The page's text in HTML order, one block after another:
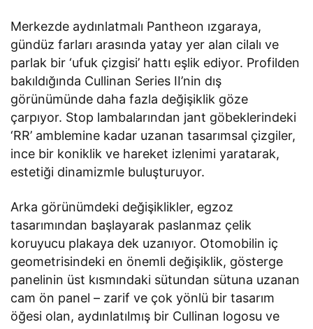
Merkezde aydınlatmalı Pantheon ızgaraya,
gündüz farları arasında yatay yer alan cilalı ve
parlak bir ‘ufuk çizgisi’ hattı eşlik ediyor. Profilden
bakıldığında Cullinan Series II’nin dış
görünümünde daha fazla değişiklik göze
çarpıyor. Stop lambalarından jant göbeklerindeki
‘RR’ amblemine kadar uzanan tasarımsal çizgiler,
ince bir koniklik ve hareket izlenimi yaratarak,
estetiği dinamizmle buluşturuyor.
Arka görünümdeki değişiklikler, egzoz
tasarımından başlayarak paslanmaz çelik
koruyucu plakaya dek uzanıyor. Otomobilin iç
geometrisindeki en önemli değişiklik, gösterge
panelinin üst kısmındaki sütundan sütuna uzanan
cam ön panel – zarif ve çok yönlü bir tasarım
öğesi olan, aydınlatılmış bir Cullinan logosu ve